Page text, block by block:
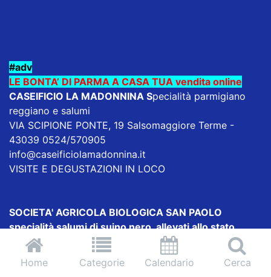
#adv
LE BONTA’ DI PARMA A CASA TUA vendita online
CASEIFICIO LA MADONNINA Specialità parmigiano
reggiano e salumi
VIA SCIPIONE PONTE, 19 Salsomaggiore Terme -
43039 0524/570905
info@caseificiolamadonnina.it
VISITE E DEGUSTAZIONI IN LOCO
SOCIETA' AGRICOLA BIOLOGICA SAN PAOLO
specialità salumi di suino nero allevati allo stato
brado
Strada per Sant'Andrea 82 Loc. Santa Lucia 43014
Medesano tel. 0525 59150 333 3967895 342-1633861
Home Categorie Calendario Cerca